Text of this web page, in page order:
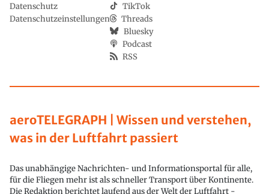
aeroTELEGRAPH | Wissen und verstehen,
was in der Luftfahrt passiert
Das unabhängige Nachrichten- und Informationsportal für alle,
für die Fliegen mehr ist als schneller Transport über Kontinente.
Die Redaktion berichtet laufend aus der Welt der Luftfahrt -
Datenschutz
Datenschutzeinstellungen
TikTok
Threads
Bluesky
Podcast
RSS